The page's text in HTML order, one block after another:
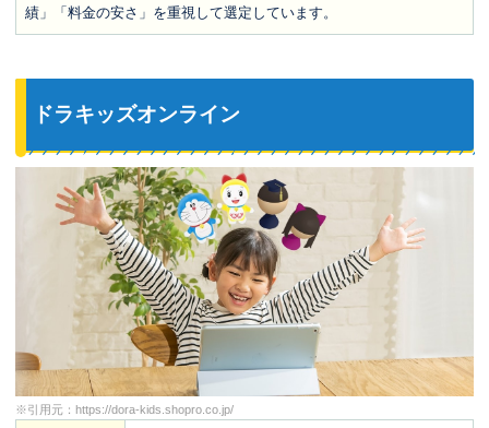
績」「料金の安さ」を重視して選定しています。
ドラキッズオンライン
※引用元： https://dora-kids.shopro.co.jp/